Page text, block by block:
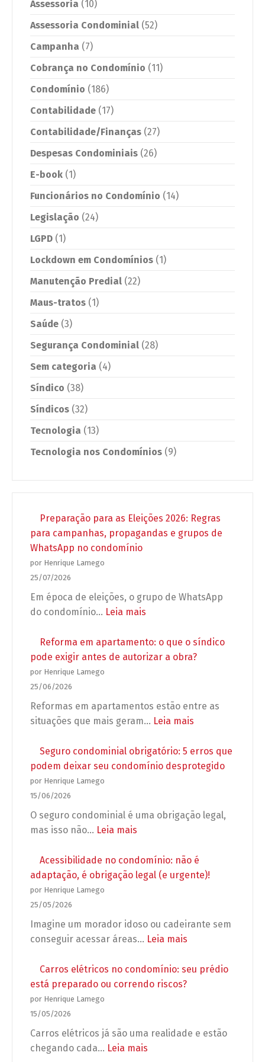
Assessoria (10)
Assessoria Condominial (52)
Campanha (7)
Cobrança no Condomínio (11)
Condomínio (186)
Contabilidade (17)
Contabilidade/Finanças (27)
Despesas Condominiais (26)
E-book (1)
Funcionários no Condomínio (14)
Legislação (24)
LGPD (1)
Lockdown em Condomínios (1)
Manutenção Predial (22)
Maus-tratos (1)
Saúde (3)
Segurança Condominial (28)
Sem categoria (4)
Síndico (38)
Síndicos (32)
Tecnologia (13)
Tecnologia nos Condomínios (9)
Preparação para as Eleições 2026: Regras
para campanhas, propagandas e grupos de
WhatsApp no condomínio
por Henrique Lamego
25/07/2026
Em época de eleições, o grupo de WhatsApp
do condomínio… Leia mais
para
as
Regras
para
propagandas
e
no
Reforma em apartamento: o que o síndico
pode exigir antes de autorizar a obra?
por Henrique Lamego
25/06/2026
Reformas em apartamentos estão entre as
situações que mais geram… Leia mais
em
apartamento:
o
síndico
exigir
antes
obra?
Seguro condominial obrigatório: 5 erros que
podem deixar seu condomínio desprotegido
por Henrique Lamego
15/06/2026
O seguro condominial é uma obrigação legal,
mas isso não… Leia mais
condominial
obrigatório:
podem
seu
condomínio
Acessibilidade no condomínio: não é
adaptação, é obrigação legal (e urgente)!
por Henrique Lamego
25/05/2026
Imagine um morador idoso ou cadeirante sem
conseguir acessar áreas… Leia mais
no
adaptação,
Carros elétricos no condomínio: seu prédio
está preparado ou correndo riscos?
por Henrique Lamego
15/05/2026
Carros elétricos já são uma realidade e estão
chegando cada… Leia mais